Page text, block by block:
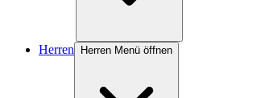
Herren Herren Menü öffnen